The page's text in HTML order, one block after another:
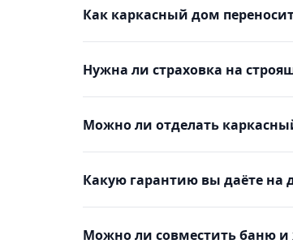
Как каркасный дом
Нужна ли страховка на
Можно ли отделать
Какую гарантию вы даёте на
Можно ли совместить баню